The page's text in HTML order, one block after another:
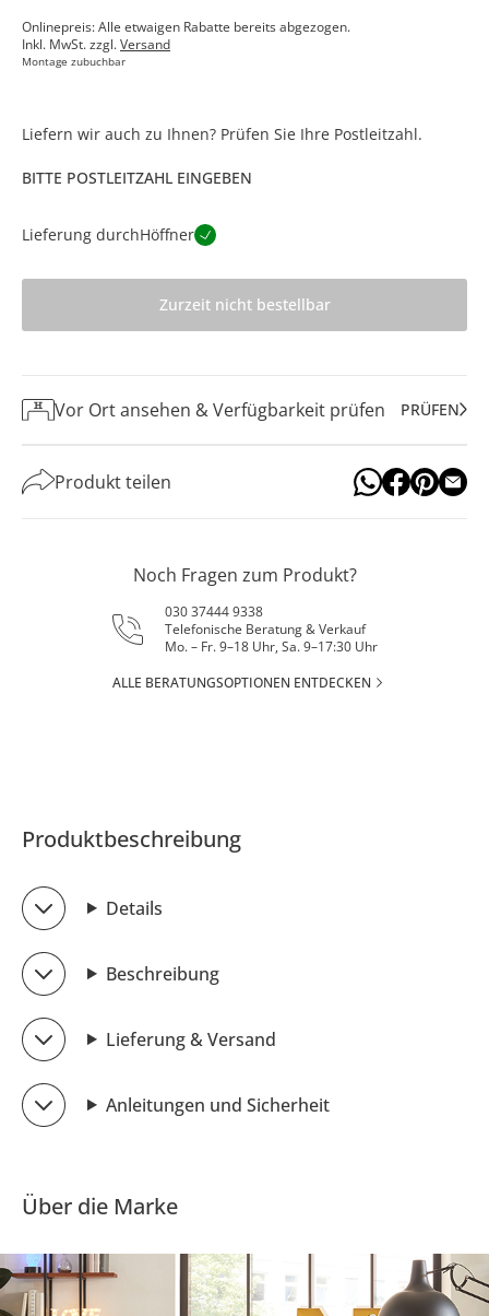
Onlinepreis: Alle etwaigen Rabatte bereits abgezogen.
Inkl. MwSt. zzgl.Versand
Montage zubuchbar
Liefern wir auch zu Ihnen? Prüfen Sie Ihre Postleitzahl.
BITTE POSTLEITZAHL EINGEBEN
Lieferung durchHöffner
Zurzeit nicht bestellbar
Vor Ort ansehen & Verfügbarkeit prüfen PRÜFEN
Produkt teilen
Noch Fragen zum Produkt?
030 37444 9338
Telefonische Beratung & Verkauf
Mo. – Fr. 9–18 Uhr, Sa. 9–17:30 Uhr
ALLE BERATUNGSOPTIONEN ENTDECKEN
Produktbeschreibung
Details
Beschreibung
Lieferung & Versand
Anleitungen und Sicherheit
Über die Marke